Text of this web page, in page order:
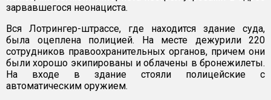
зарвавшегося неонациста.
Вся Лотрингер-штрассе, где находится здание суда,
была оцеплена полицией. На месте дежурили 220
сотрудников правоохранительных органов, причем они
были хорошо экипированы и облачены в бронежилеты.
На входе в здание стояли полицейские с
автоматическим оружием.